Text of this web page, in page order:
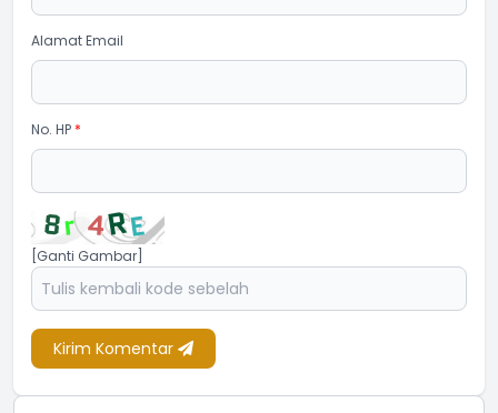
Alamat Email
No. HP *
[Ganti Gambar]
Kirim Komentar